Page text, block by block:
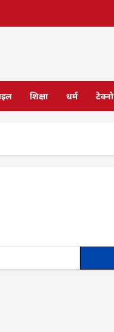
शिक्षा धर्म टेक्नो